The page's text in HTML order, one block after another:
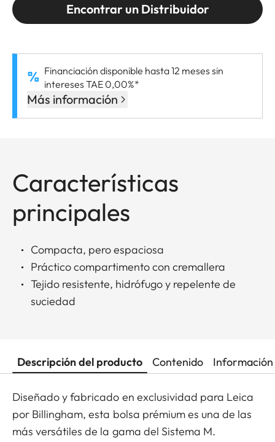
Encontrar un Distribuidor
Financiación disponible hasta 12 meses sin
intereses TAE 0,00%*
Más información
Características
principales
Compacta, pero espaciosa
Práctico compartimento con cremallera
Tejido resistente, hidrófugo y repelente de
suciedad
Descripción del producto Contenido
Diseñado y fabricado en exclusividad para Leica
por Billingham, esta bolsa prémium es una de las
más versátiles de la gama del Sistema M.